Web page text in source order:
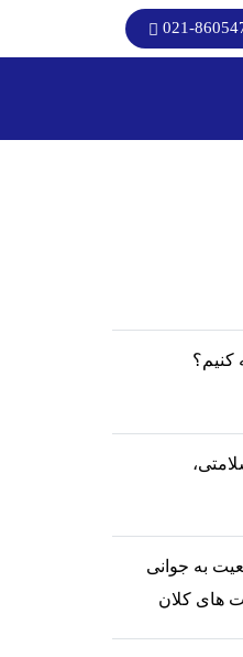
021-
کنیم؟
به جوانی
های کلان